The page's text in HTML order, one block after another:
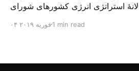
استراتژی انرژی کشورهای شورای
جهانی نفت و گاز در این کنفرانس
۰۴ فوریه ۲۰۱۹1 min read